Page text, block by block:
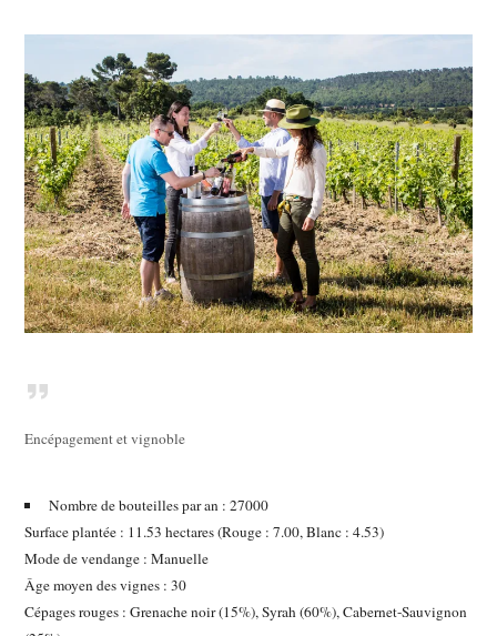
Encépagement et vignoble
Nombre de bouteilles par an :27000
Surface plantée : 11.53 hectares(Rouge : 7.00, Blanc : 4.53)
Mode de vendange :Manuelle
Âge moyen des vignes :30
Cépages rouges :Grenache noir(15%),Syrah(60%),Cabernet-Sauvignon